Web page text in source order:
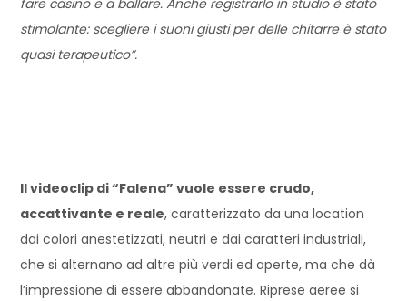
fare casino e a ballare. Anche registrarlo in studio è stato
stimolante: scegliere i suoni giusti per delle chitarre è stato
quasi terapeutico”.
Il videoclip di “Falena” vuole essere crudo,
accattivante e reale, caratterizzato da una location
dai colori anestetizzati, neutri e dai caratteri industriali,
che si alternano ad altre più verdi ed aperte, ma che dà
l’impressione di essere abbandonate. Riprese aeree si